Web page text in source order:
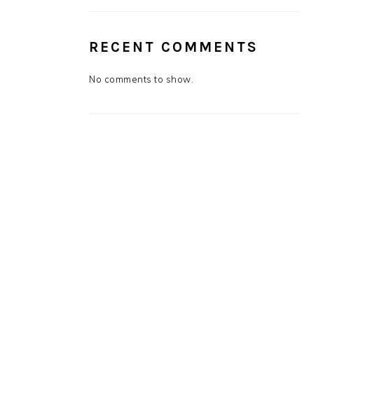
RECENT COMMENTS
No comments to show.